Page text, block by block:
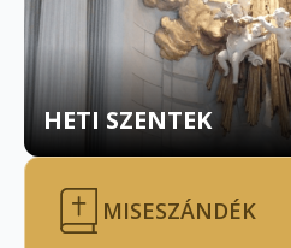
HETI SZENTEK
MISESZÁNDÉK